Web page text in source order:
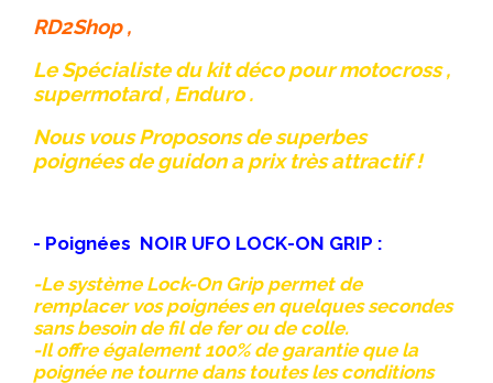
RD2Shop ,
Le Spécialiste du kit déco pour motocross ,
supermotard , Enduro .
Nous vous Proposons de superbes
poignées de guidon a prix très attractif !
- Poignées NOIR UFO LOCK-ON GRIP :
-Le système Lock-On Grip permet de
remplacer vos poignées en quelques secondes
sans besoin de fil de fer ou de colle.
-Il offre également 100% de garantie que la
poignée ne tourne dans toutes les conditions